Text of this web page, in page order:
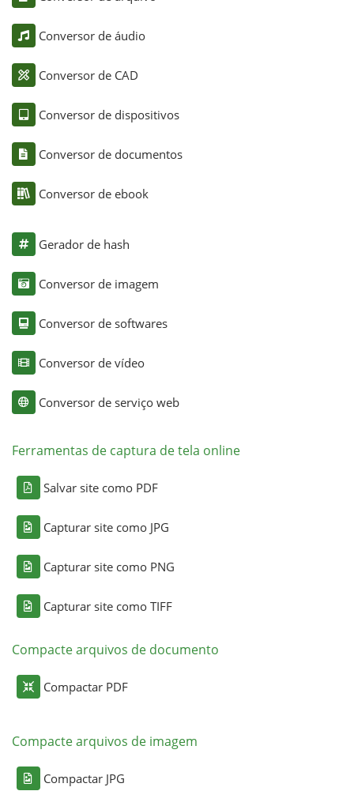
Conversor de áudio
Conversor de CAD
Conversor de dispositivos
Conversor de documentos
Conversor de ebook
Gerador de hash
Conversor de imagem
Conversor de softwares
Conversor de vídeo
Conversor de serviço web
Ferramentas de captura de tela online
Salvar site como PDF
Capturar site como JPG
Capturar site como PNG
Capturar site como TIFF
Compacte arquivos de documento
Compactar PDF
Compacte arquivos de imagem
Compactar JPG